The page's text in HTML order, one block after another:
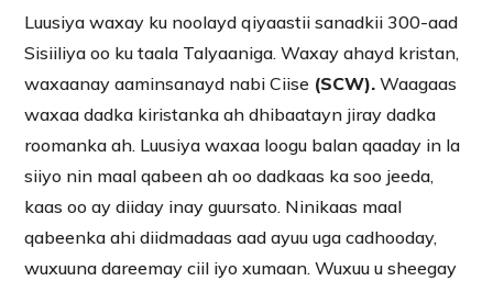
Luusiya waxay ku noolayd qiyaastii sanadkii 300-aad
Sisiiliya oo ku taala Talyaaniga. Waxay ahayd kristan,
waxaanay aaminsanayd nabi Ciise (SCW). Waagaas
waxaa dadka kiristanka ah dhibaatayn jiray dadka
roomanka ah. Luusiya waxaa loogu balan qaaday in la
siiyo nin maal qabeen ah oo dadkaas ka soo jeeda,
kaas oo ay diiday inay guursato. Ninikaas maal
qabeenka ahi diidmadaas aad ayuu uga cadhooday,
wuxuuna dareemay ciil iyo xumaan. Wuxuu u sheegay